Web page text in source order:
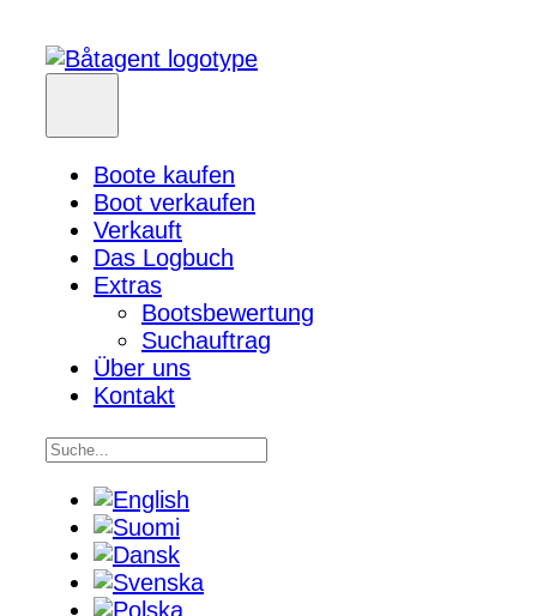
Boote kaufen
Boot verkaufen
Verkauft
Das Logbuch
Extras
Bootsbewertung
Suchauftrag
Über uns
Kontakt